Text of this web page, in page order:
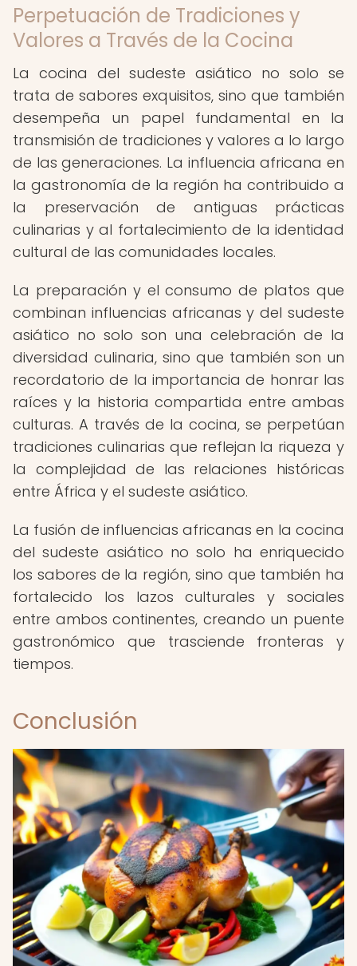
Perpetuación de Tradiciones y
Valores a Través de la Cocina
La cocina del sudeste asiático no solo se
trata de sabores exquisitos, sino que también
desempeña un papel fundamental en la
transmisión de tradiciones y valores a lo largo
de las generaciones. La influencia africana en
la gastronomía de la región ha contribuido a
la preservación de antiguas prácticas
culinarias y al fortalecimiento de la identidad
cultural de las comunidades locales.
La preparación y el consumo de platos que
combinan influencias africanas y del sudeste
asiático no solo son una celebración de la
diversidad culinaria, sino que también son un
recordatorio de la importancia de honrar las
raíces y la historia compartida entre ambas
culturas. A través de la cocina, se perpetúan
tradiciones culinarias que reflejan la riqueza y
la complejidad de las relaciones históricas
entre África y el sudeste asiático.
La fusión de influencias africanas en la cocina
del sudeste asiático no solo ha enriquecido
los sabores de la región, sino que también ha
fortalecido los lazos culturales y sociales
entre ambos continentes, creando un puente
gastronómico que trasciende fronteras y
tiempos.
Conclusión